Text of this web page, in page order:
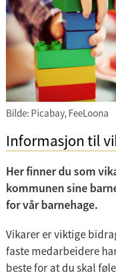
Bilde: Picabay, FeeLoona
Informasjon til
Her finner du som
kommunen sine
for vår barnehage.
Vikarer er viktige
faste medarbeidere
beste for at du skal